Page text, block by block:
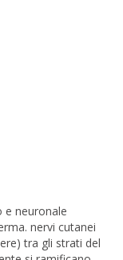
neuronale
nervi cutanei
tra gli strati del